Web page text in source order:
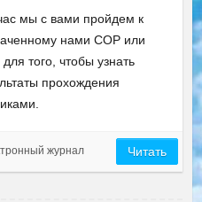
мы с вами пройдем к
нами СОР или
того, чтобы узнать
прохождения
журнал Читать